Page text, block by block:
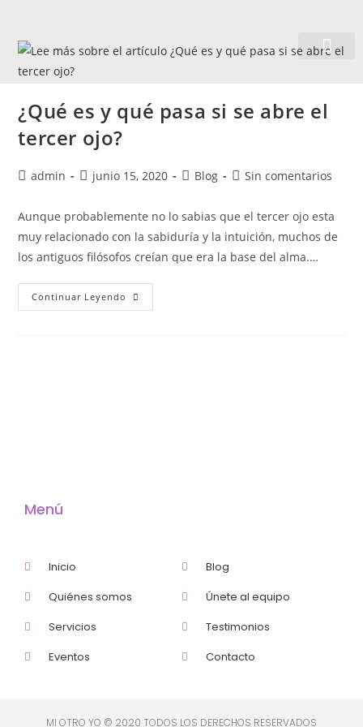
¿Qué es y qué pasa si se abre el
tercer ojo?
admin junio 15, 2020 Blog Sin comentarios
Aunque probablemente no lo sabias que el tercer ojo esta
muy relacionado con la sabiduría y la intuición, muchos de
los antiguos filósofos creían que era la base del alma.…
Continuar Leyendo
Menú
Inicio
Quiénes somos
Servicios
Eventos
Blog
Únete al equipo
Testimonios
Contacto
MI OTRO YO © 2020 TODOS LOS DERECHOS RESERVADOS